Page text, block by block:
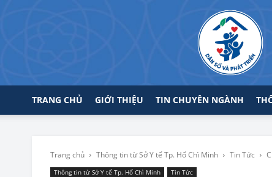
TRANG CHỦ GIỚI THIỆU TIN CHUYÊN NGÀNH
Trang chủ Thông tin từ Sở Y tế Tp. Hố Chì Minh Tin Tức
Thông tin từ Sở Y tế Tp. Hố Chì Minh Tin Tức